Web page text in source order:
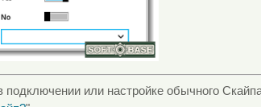
подключении или настройке обычного